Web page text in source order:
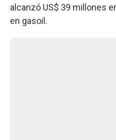
alcanzó US$ 39 millones
en gasoil.